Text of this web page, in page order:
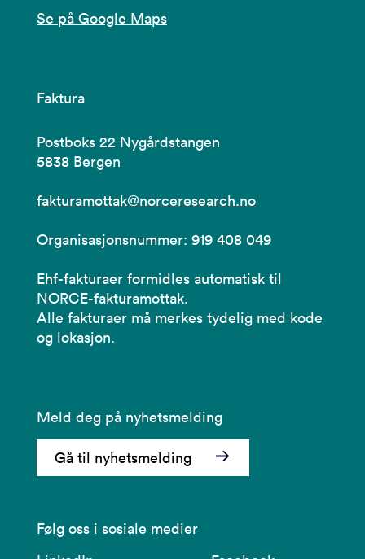
Se på Google Maps
Faktura
Postboks 22 Nygårdstangen
5838 Bergen
fakturamottak@norceresearch.no
Organisasjonsnummer: 919 408 049
Ehf-fakturaer formidles automatisk til
NORCE-fakturamottak.
Alle fakturaer må merkes tydelig med kode
og lokasjon.
Meld deg på nyhetsmelding
Gå til nyhetsmelding
Følg oss i sosiale medier